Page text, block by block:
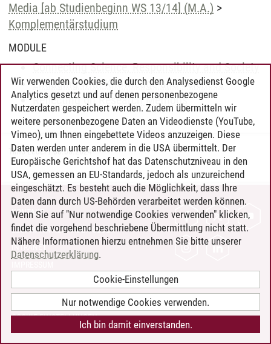
Media [ab Studienbeginn WS 13/14] (M.A.) >
Komplementärstudium
MODULE
Connecting Science, Responsibility and Society
Engaging with Knowledge and Sciences
Reflecting on Research Methods
Timo Leder/30.06.2024
KONTAKT
LEUPHANA ALS ARBEITGEBER
INTRANET
BARRIEREFREIHEIT
COOKIE-EINSTELLUNGEN
Wir verwenden Cookies, die durch den Analysedienst Google
Analytics gesetzt und auf denen personenbezogene
Nutzerdaten gespeichert werden. Zudem übermitteln wir
weitere personenbezogene Daten an Videodienste (YouTube,
Vimeo), um Ihnen eingebettete Videos anzuzeigen. Diese
Daten werden unter anderem in die USA übermittelt. Der
Europäische Gerichtshof hat das Datenschutzniveau in den
USA, gemessen an EU-Standards, jedoch als unzureichend
eingeschätzt. Es besteht auch die Möglichkeit, dass Ihre
Daten dann durch US-Behörden verarbeitet werden können.
Wenn Sie auf "Nur notwendige Cookies verwenden" klicken,
findet die vorgehend beschriebene Übermittlung nicht statt.
Nähere Informationen hierzu entnehmen Sie bitte unserer
Datenschutzerklärung.
Cookie-Einstellungen
Nur notwendige Cookies verwenden.
Ich bin damit einverstanden.